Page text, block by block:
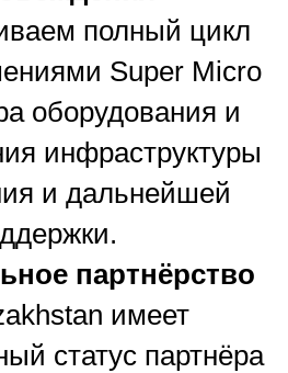
полный цикл
Super Micro
оборудования и
инфраструктуры
и дальнейшей
партнёрство
имеет
статус партнёра